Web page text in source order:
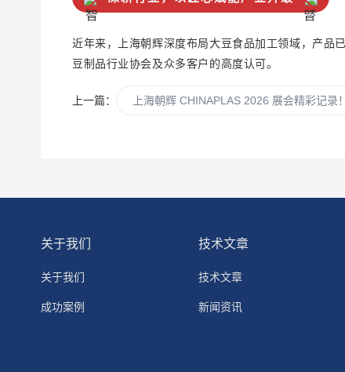
近年来，上海朝辉深度布局大豆食品加工领域，产品
豆制品行业协会及众多客户的高度认可。
上一篇： 上海朝辉 CHINAPLAS 2026 展会精彩记录！
关于我们
关于我们
成功案例
技术文章
技术文章
新闻资讯